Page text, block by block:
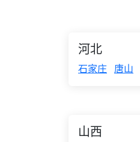
河北
石家庄 唐山
山西